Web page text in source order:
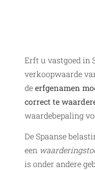
Erft u vastgoed in
verkoopwaarde
deerfgenamen
correct te
waardebepaling
De Spaanse
een
is onder andere